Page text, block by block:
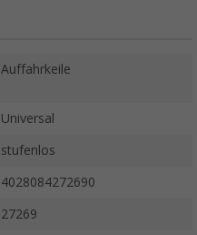
Auffahrkeile
Universal
stufenlos
4028084272690
27269